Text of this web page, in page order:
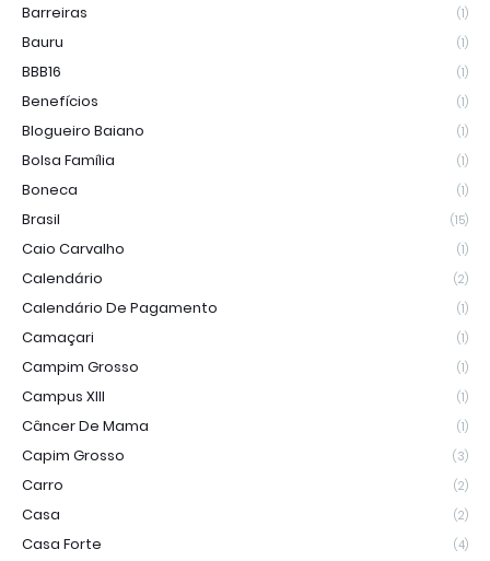
Barreiras (1)
Bauru (1)
BBB16 (1)
Benefícios (1)
Blogueiro Baiano (1)
Bolsa Família (1)
Boneca (1)
Brasil (15)
Caio Carvalho (1)
Calendário (2)
Calendário De Pagamento (1)
Camaçari (1)
Campim Grosso (1)
Campus XIII (1)
Câncer De Mama (1)
Capim Grosso (3)
Carro (2)
Casa (2)
Casa Forte (4)